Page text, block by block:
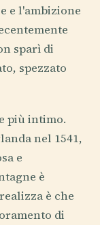
e l'ambizione
sparì di
spezzato
più intimo.
nel 1541,
e
è
è che
di